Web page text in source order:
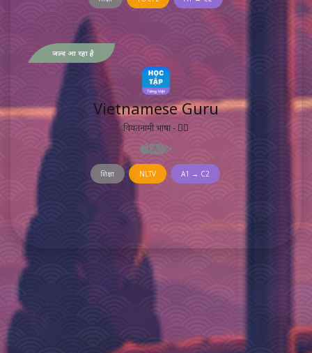
जल्द आ रहा है
Vietnamese Guru
वियतनामी भाषा - 𡨸喃
शिक्षा NLTV A1 → C2